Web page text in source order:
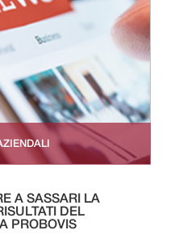
A SASSARI LA
DEL
PROBOVIS